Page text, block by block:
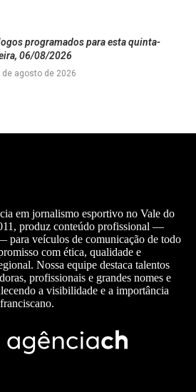
programados para esta quinta-
06/08/2026
de agosto de 2026
em jornalismo esportivo no Vale do
produz conteúdo profissional —
para veículos de comunicação de todo
com ética, qualidade e
Nossa equipe destaca talentos
profissionais e grandes nomes e
a visibilidade e a importância